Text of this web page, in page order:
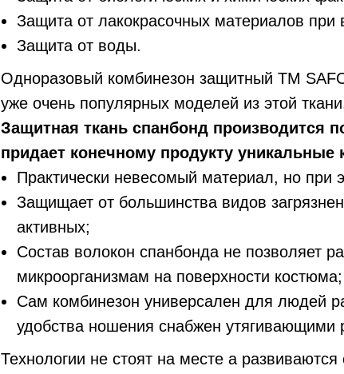
Защита от лакокрасочных материалов при
Защита от воды.
Одноразовый комбинезон защитный ТМ
уже очень популярных моделей из этой
Защитная ткань спанбонд производится
придает конечному продукту уникальные
Практически невесомый материал, но при
Защищает от большинства видов
активных;
Состав волокон спанбонда не позволяет
микроорганизмам на поверхности костюма;
Сам комбинезон универсален для людей
удобства ношения снабжен утягивающими
Технологии не стоят на месте а